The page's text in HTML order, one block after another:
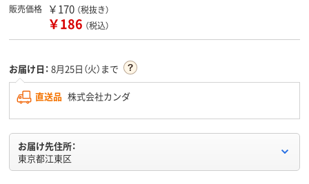
販売価格 ￥170 （税抜き）
￥186 （税込）
お届け日： 8月25日（火）まで
直送品 株式会社カンダ
お届け先住所：
東京都江東区